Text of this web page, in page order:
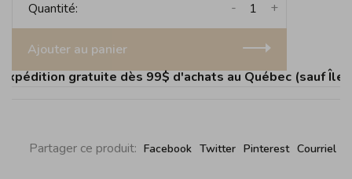
Quantité: +
-
Ajouter au panier
gratuite dès 99$ d'achats au Québec (sauf Îles
Partager ce produit: Facebook Twitter Pinterest Courriel